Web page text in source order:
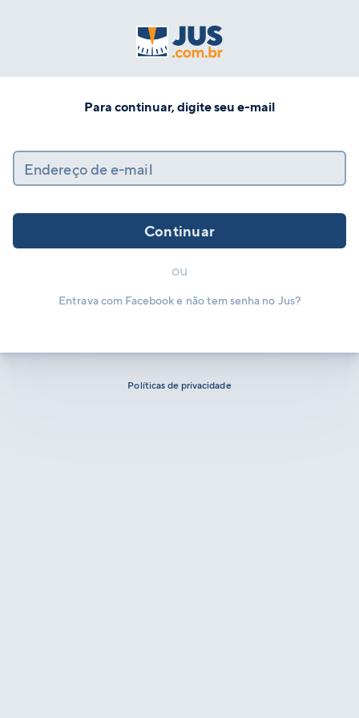
Para continuar, digite seu e-mail
Endereço de e-mail
Continuar
ou
Entrava com Facebook e não tem senha no Jus?
Políticas de privacidade